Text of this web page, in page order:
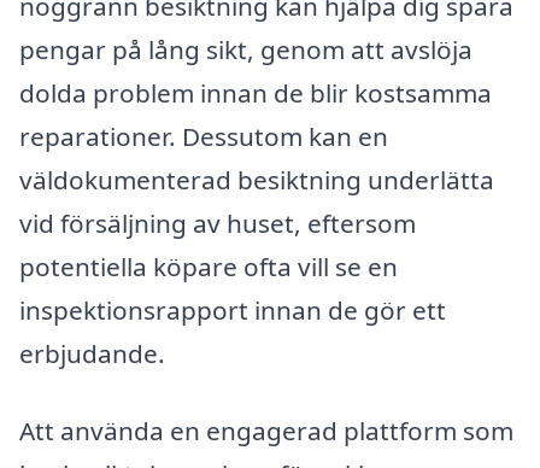
pengar på lång sikt, genom att avslöja
dolda problem innan de blir kostsamma
reparationer. Dessutom kan en
väldokumenterad besiktning underlätta
vid försäljning av huset, eftersom
potentiella köpare ofta vill se en
inspektionsrapport innan de gör ett
erbjudande.
Att använda en engagerad plattform som